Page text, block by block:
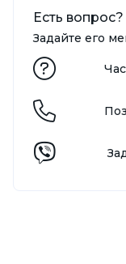
Есть вопрос?
Задайте его